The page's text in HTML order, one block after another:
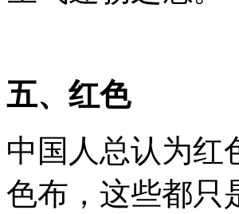
五、红色
中国人总认为红
色布，这些都只